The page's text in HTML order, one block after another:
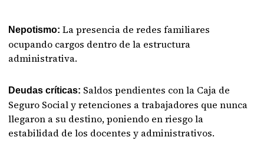
Nepotismo: La presencia de redes familiares
ocupando cargos dentro de la estructura
administrativa.
Deudas críticas: Saldos pendientes con la Caja de
Seguro Social y retenciones a trabajadores que nunca
llegaron a su destino, poniendo en riesgo la
estabilidad de los docentes y administrativos.